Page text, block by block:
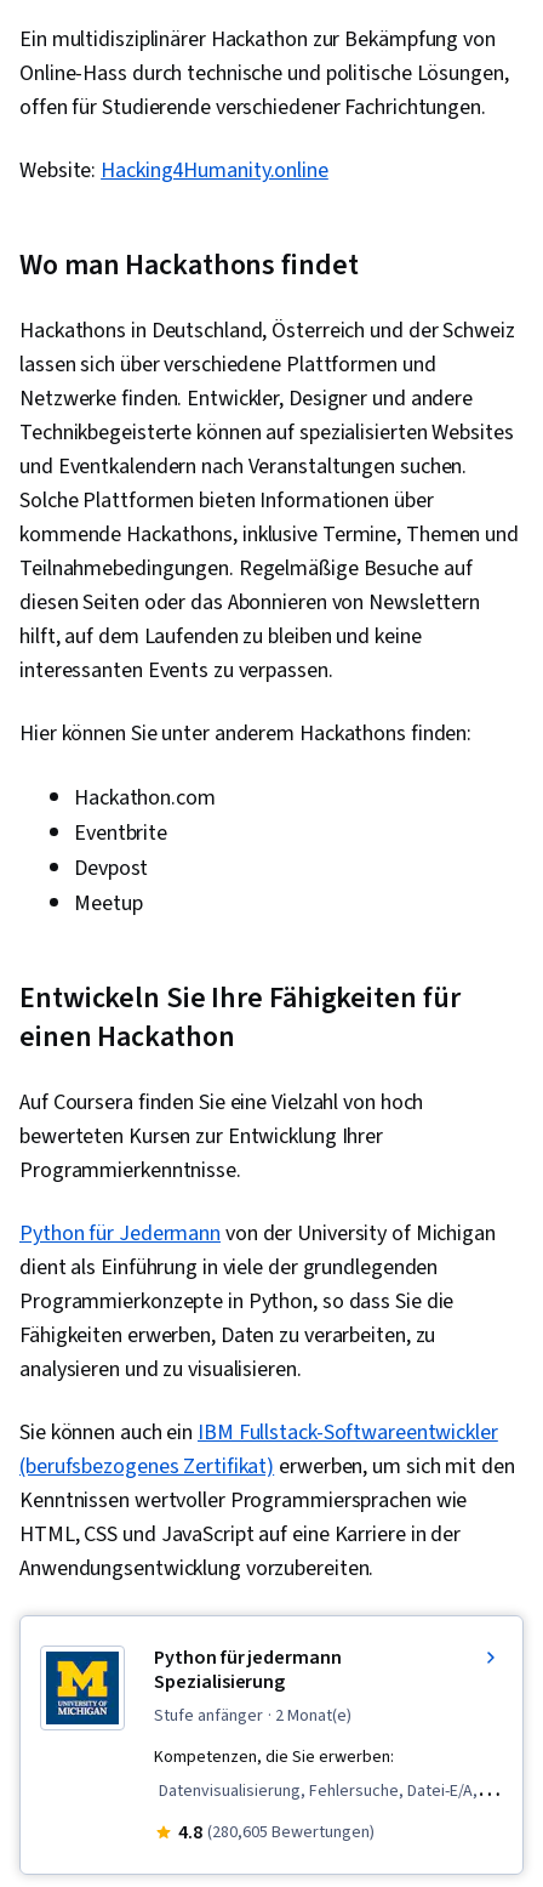
Ein multidisziplinärer Hackathon zur Bekämpfung von
Online-Hass durch technische und politische Lösungen,
offen für Studierende verschiedener Fachrichtungen.
Website:Hacking4Humanity.online
Wo man Hackathons findet
Hackathons in Deutschland, Österreich und der Schweiz
lassen sich über verschiedene Plattformen und
Netzwerke finden. Entwickler, Designer und andere
Technikbegeisterte können auf spezialisierten Websites
und Eventkalendern nach Veranstaltungen suchen.
Solche Plattformen bieten Informationen über
kommende Hackathons, inklusive Termine, Themen und
Teilnahmebedingungen. Regelmäßige Besuche auf
diesen Seiten oder das Abonnieren von Newslettern
hilft, auf dem Laufenden zu bleiben und keine
interessanten Events zu verpassen.
Hier können Sie unter anderem Hackathons finden:
Hackathon.com
Eventbrite
Devpost
Meetup
Entwickeln Sie Ihre Fähigkeiten für
einen Hackathon
Auf Coursera finden Sie eine Vielzahl von hoch
bewerteten Kursen zur Entwicklung Ihrer
Programmierkenntnisse.
Python für Jedermannvon der University of Michigan
dient als Einführung in viele der grundlegenden
Programmierkonzepte in Python, so dass Sie die
Fähigkeiten erwerben, Daten zu verarbeiten, zu
analysieren und zu visualisieren.
Sie können auch ein IBM Fullstack-Softwareentwickler
(berufsbezogenes Zertifikat)erwerben, um sich mit den
Kenntnissen wertvoller Programmiersprachen wie
HTML, CSS und JavaScript auf eine Karriere in der
Anwendungsentwicklung vorzubereiten.
Python für jedermann
Spezialisierung
stufe anfänger · 2 Monat(e)
Kompetenzen, die Sie erwerben:
Datenvisualisierung, Fehlersuche, Datei-E/A,
Grundsätze der Programmierung, Datenbank-
4.8 (280,605 Bewertungen)